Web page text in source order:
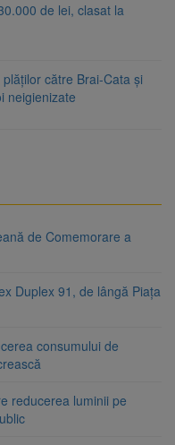
de lei, clasat la
către Brai-Cata și
neigienizate
de Comemorare a
Duplex 91, de lângă Piața
consumului de
reducerea luminii pe